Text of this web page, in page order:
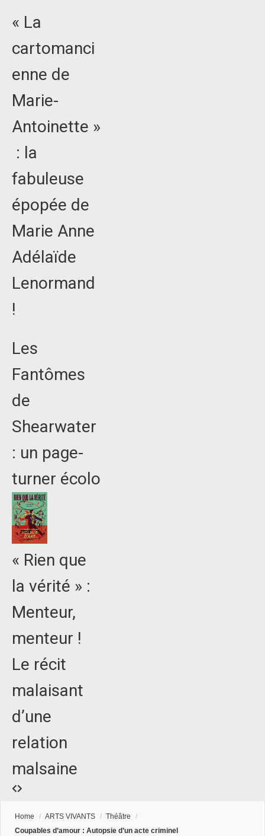
« La
cartomanci
enne de
Marie-
Antoinette »
: la
fabuleuse
épopée de
Marie Anne
Adélaïde
Lenormand
!
Les
Fantômes
de
Shearwater
: un page-
turner écolo
« Rien que
la vérité » :
Menteur,
menteur !
Le récit
malaisant
d’une
relation
malsaine
Home / ARTS VIVANTS / Théâtre
/
Coupables d’amour : Autopsie d’un acte criminel